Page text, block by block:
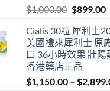
$1,000.00 Original
was:
$899.00
Cialis 30粒 犀利士
美國禮來犀利士 原
口 36小時效果 壯陽
香港藥店正品
$1,150.00 – $